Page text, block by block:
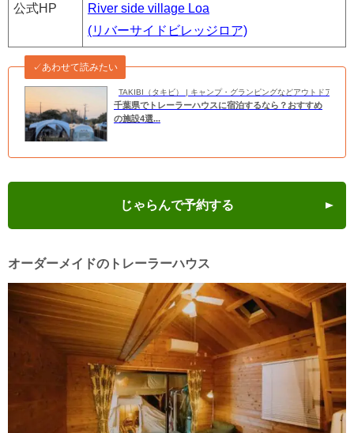
公式HP
River side village Loa
(リバーサイドビレッジロア)
TAKIBI（タキビ） | キャンプ・グランピングなどアウトドアの総
✓あわせて読みたい
千葉県でトレーラーハウスに宿泊するなら？おすすめ
の施設4選...
じゃらんで予約する
オーダーメイドのトレーラーハウス